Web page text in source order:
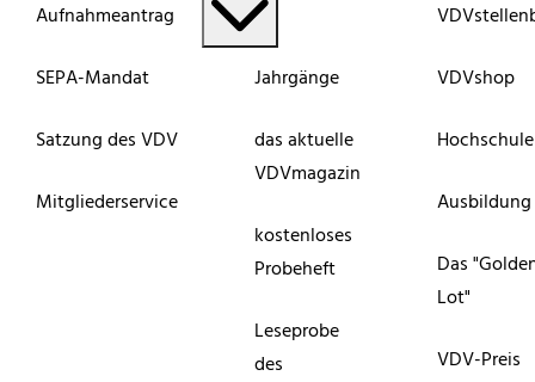
Aufnahmeantrag
SEPA-Mandat
Satzung des VDV
Mitgliederservice
Jahrgänge
das aktuelle
VDVmagazin
kostenloses
Probeheft
Leseprobe
des
VDVshop
Ausbildung
Das
Lot"
VDV-Preis